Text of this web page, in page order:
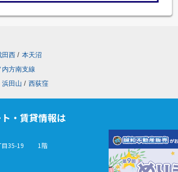
田西 / 本天沼
内方南支線
浜田山 / 西荻窪
・賃貸情報は
丁目35-19 1階